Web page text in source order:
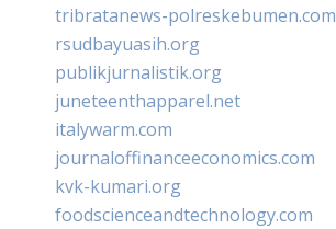
tribratanews-polreskebumen.com
rsudbayuasih.org
publikjurnalistik.org
juneteenthapparel.net
italywarm.com
journaloffinanceeconomics.com
kvk-kumari.org
foodscienceandtechnology.com